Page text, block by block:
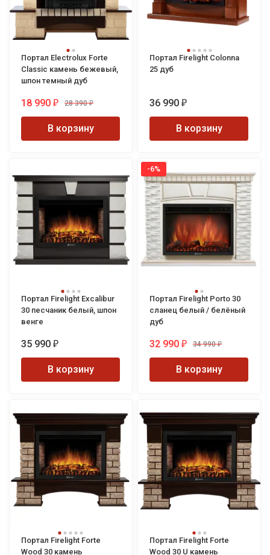
Портал Electrolux Forte
Classic камень бежевый,
шпон темный дуб
18 990 ₽ 28 390 ₽
В корзину
Портал Firelight Colonnа
25 дуб
36 990 ₽
В корзину
Портал Firelight Excalibur
30 песчаник белый, шпон
венге
35 990 ₽
В корзину
-6%
Портал Firelight Porto 30
сланец белый / белёный
дуб
32 990 ₽ 34 990 ₽
В корзину
Портал Firelight Forte
Wood 30 камень
Портал Firelight Forte
Wood 30 U камень